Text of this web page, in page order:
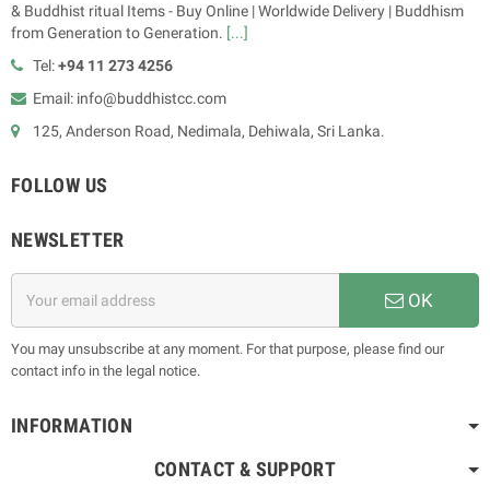
& Buddhist ritual Items - Buy Online | Worldwide Delivery | Buddhism
from Generation to Generation. [...]
Tel:+94 11 273 4256
Email: info@buddhistcc.com
125, Anderson Road, Nedimala, Dehiwala, Sri Lanka.
FOLLOW US
NEWSLETTER
OK
You may unsubscribe at any moment. For that purpose, please find our
contact info in the legal notice.
INFORMATION
CONTACT & SUPPORT